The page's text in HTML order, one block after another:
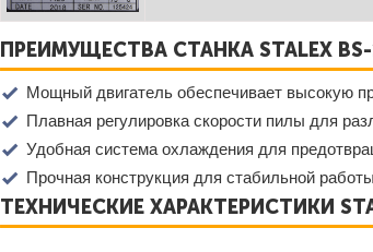
ПРЕИМУЩЕСТВА СТАНКА STALEX
Мощный двигатель обеспечивает высокую
Плавная регулировка скорости пилы для
Удобная система охлаждения для
Прочная конструкция для стабильной работы
ТЕХНИЧЕСКИЕ ХАРАКТЕРИСТИКИ